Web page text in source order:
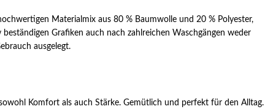
Materialmix aus 80 % Baumwolle und 20 % Polyester,
Grafiken auch nach zahlreichen Waschgängen weder
ausgelegt.
Komfort als auch Stärke. Gemütlich und perfekt für den Alltag.